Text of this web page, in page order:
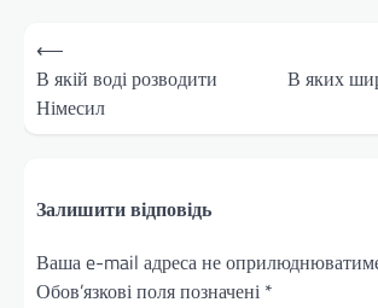
Навігація
записів
⟵
В якій воді розводити
Німесил
В яких
Залишити відповідь
Ваша e-mail адреса не
Обов’язкові поля позначені *